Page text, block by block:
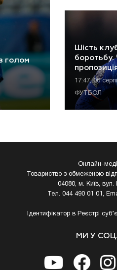
голом
Шість
боротьбу.
17:47, 06
ФУТБОЛ
Онлайн-
Товариство з обмеженою
04080, м. Київ, вул.
Тел. 044 490 01 01,
Ідентифікатор в Реєстрі
МИ У